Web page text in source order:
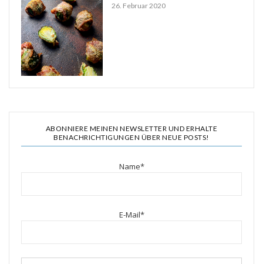
26. Februar 2020
ABONNIERE MEINEN NEWSLETTER UND ERHALTE
BENACHRICHTIGUNGEN ÜBER NEUE POSTS!
Name*
E-Mail*